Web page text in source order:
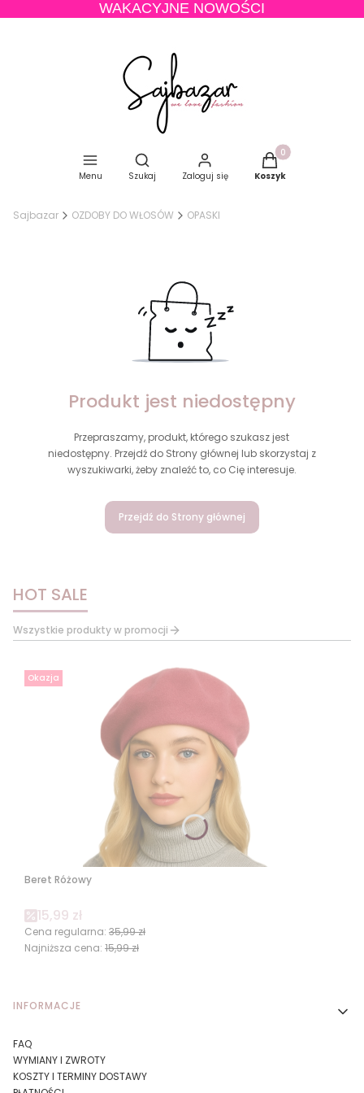
WAKACYJNE NOWOŚCI
Menu
Otwórz wyszukiwarkę
Szukaj Zaloguj się
Produkty w
Koszyk
Sajbazar OZDOBY DO WŁOSÓW OPASKI
Produkt jest niedostępny
Przepraszamy, produkt, którego szukasz jest
niedostępny. Przejdź do Strony głównej lub skorzystaj z
wyszukiwarki, żeby znaleźć to, co Cię interesuje.
Przejdź do Strony głównej
HOT SALE
Wszystkie produkty w promocji
Okazja
Beret Różowy
Cena promocyjna
15,99 zł
Cena regularna: 35,99 zł
Najniższa cena: 15,99 zł
Linki w stopce
INFORMACJE
FAQ
WYMIANY I ZWROTY
KOSZTY I TERMINY DOSTAWY